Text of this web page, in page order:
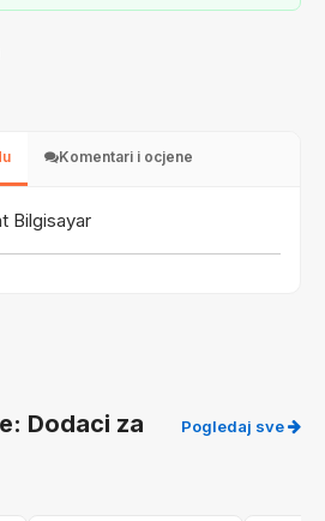
Komentari i ocjene
Bilgisayar
Dodaci za
Pogledaj sve